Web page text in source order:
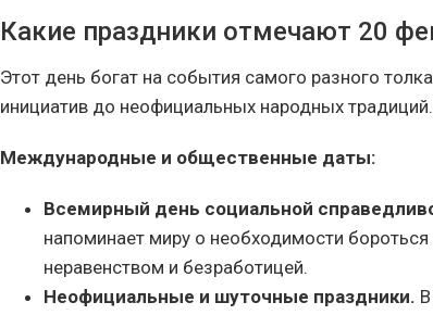
Какие праздники отмечают 20
Этот день богат на события самого разного
инициатив до неофициальных народных традиций.
Международные и общественные даты:
Всемирный день социальной
напоминает миру о необходимости
неравенством и безработицей.
Неофициальные и шуточные праздники.